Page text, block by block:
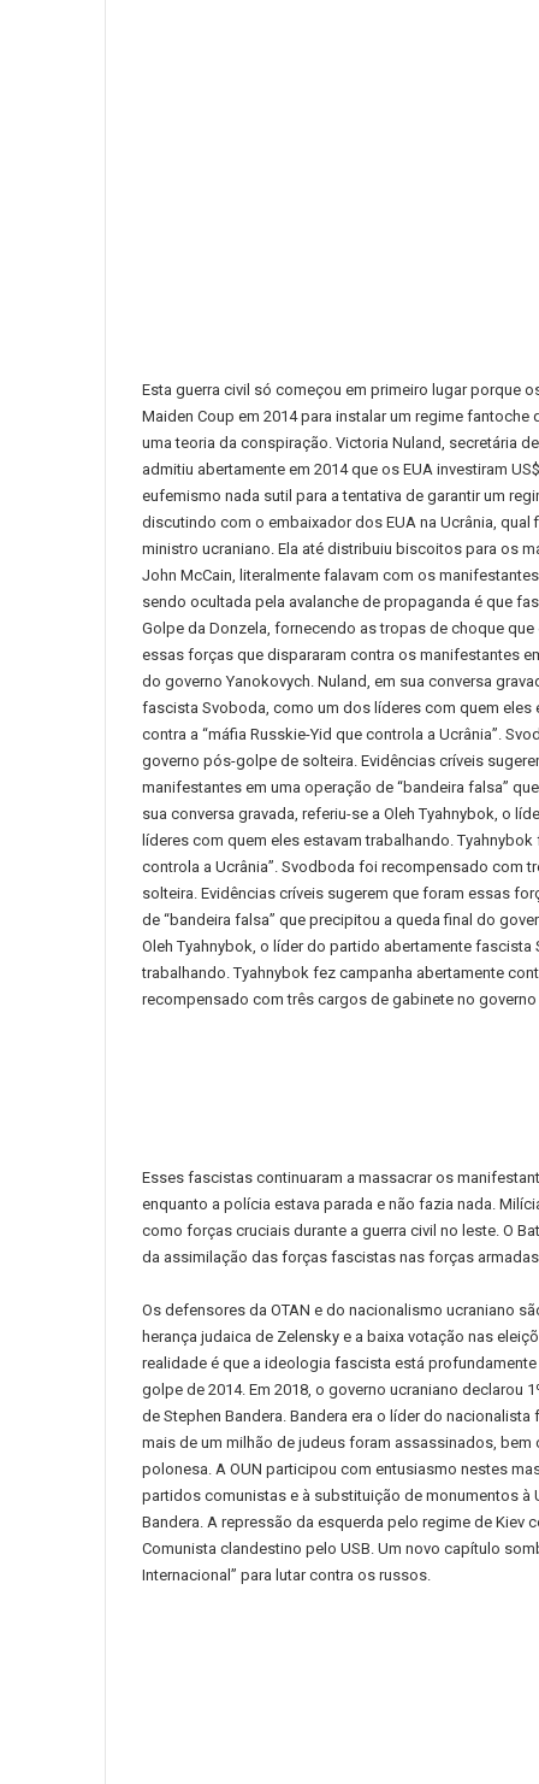
Esta guerra civil só começou em primeiro lugar porque
Maiden Coup em 2014 para instalar um regime
uma teoria da conspiração. Victoria Nuland, secretária
admitiu abertamente em 2014 que os EUA investiram
eufemismo nada sutil para a tentativa de garantir um
discutindo com o embaixador dos EUA na Ucrânia,
ministro ucraniano. Ela até distribuiu biscoitos para os
John McCain, literalmente falavam com os
sendo ocultada pela avalanche de propaganda é que
Golpe da Donzela, fornecendo as tropas de choque
essas forças que dispararam contra os manifestantes
do governo Yanokovych. Nuland, em sua conversa
fascista Svoboda, como um dos líderes com quem eles
contra a “máfia Russkie-Yid que controla a Ucrânia”.
governo pós-golpe de solteira. Evidências críveis
manifestantes em uma operação de “bandeira falsa”
sua conversa gravada, referiu-se a Oleh Tyahnybok, o
líderes com quem eles estavam trabalhando.Tyahnybok
controla a Ucrânia”. Svodboda foi recompensado com
solteira. Evidências críveis sugerem que foram essas
de “bandeira falsa” que precipitou a queda final do
Oleh Tyahnybok, o líder do partido abertamente
trabalhando.Tyahnybok fez campanha abertamente
recompensado com três cargos de gabinete no
Esses fascistas continuaram a massacrar os
enquanto a polícia estava parada e não fazia nada.
como forças cruciais durante a guerra civil no leste. O
da assimilação das forças fascistas nas forças
Os defensores da OTAN e do nacionalismo ucraniano
herança judaica de Zelensky e a baixa votação nas
realidade é que a ideologia fascista está
golpe de 2014. Em 2018, o governo ucraniano declarou
de Stephen Bandera. Bandera era o líder do nacionalista
mais de um milhão de judeus foram assassinados,
polonesa. A OUN participou com entusiasmo nestes
partidos comunistas e à substituição de monumentos à
Bandera. A repressão da esquerda pelo regime de Kiev
Comunista clandestino pelo USB. Um novo capítulo
Internacional” para lutar contra os russos.